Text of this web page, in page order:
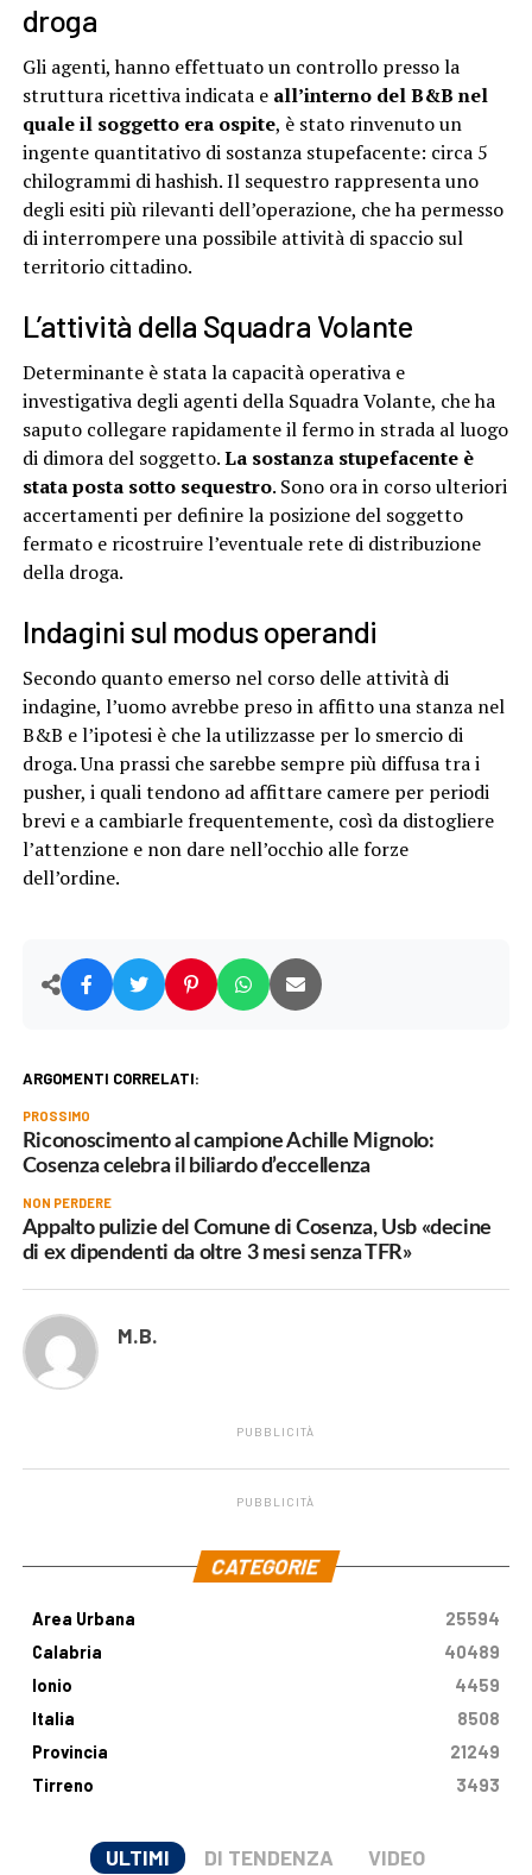
droga
Gli agenti, hanno effettuato un controllo presso la
struttura ricettiva indicata e all’interno del B&B nel
quale il soggetto era ospite, è stato rinvenuto un
ingente quantitativo di sostanza stupefacente: circa 5
chilogrammi di hashish. Il sequestro rappresenta uno
degli esiti più rilevanti dell’operazione, che ha permesso
di interrompere una possibile attività di spaccio sul
territorio cittadino.
L’attività della Squadra Volante
Determinante è stata la capacità operativa e
investigativa degli agenti della Squadra Volante, che ha
saputo collegare rapidamente il fermo in strada al luogo
di dimora del soggetto.La sostanza stupefacente è
stata posta sotto sequestro. Sono ora in corso ulteriori
accertamenti per definire la posizione del soggetto
fermato e ricostruire l’eventuale rete di distribuzione
della droga.
Indagini sul modus operandi
Secondo quanto emerso nel corso delle attività di
indagine, l’uomo avrebbe preso in affitto una stanza nel
B&B e l’ipotesi è che la utilizzasse per lo smercio di
droga. Una prassi che sarebbe sempre più diffusa tra i
pusher, i quali tendono ad affittare camere per periodi
brevi e a cambiarle frequentemente, così da distogliere
l’attenzione e non dare nell’occhio alle forze
dell’ordine.
ARGOMENTI CORRELATI:
PROSSIMO
Riconoscimento al campione Achille Mignolo:
Cosenza celebra il biliardo d’eccellenza
NON PERDERE
Appalto pulizie del Comune di Cosenza, Usb «decine
di ex dipendenti da oltre 3 mesi senza TFR»
M.B.
PUBBLICITÀ
PUBBLICITÀ
CATEGORIE
Area Urbana
25594
Calabria
40489
Ionio
4459
Italia
8508
Provincia
21249
Tirreno
3493
ULTIMI DI TENDENZA VIDEO